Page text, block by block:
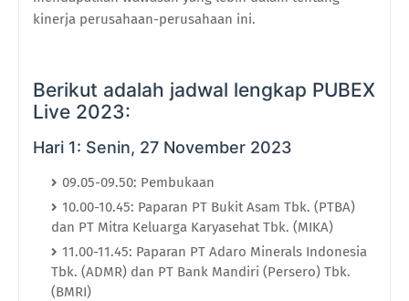
kinerja perusahaan-perusahaan ini.
Berikut adalah jadwal lengkap PUBEX
Live 2023:
Hari 1: Senin, 27 November 2023
09.05-09.50: Pembukaan
10.00-10.45: Paparan PT Bukit Asam Tbk. (PTBA)
dan PT Mitra Keluarga Karyasehat Tbk. (MIKA)
11.00-11.45: Paparan PT Adaro Minerals Indonesia
Tbk. (ADMR) dan PT Bank Mandiri (Persero) Tbk.
(BMRI)